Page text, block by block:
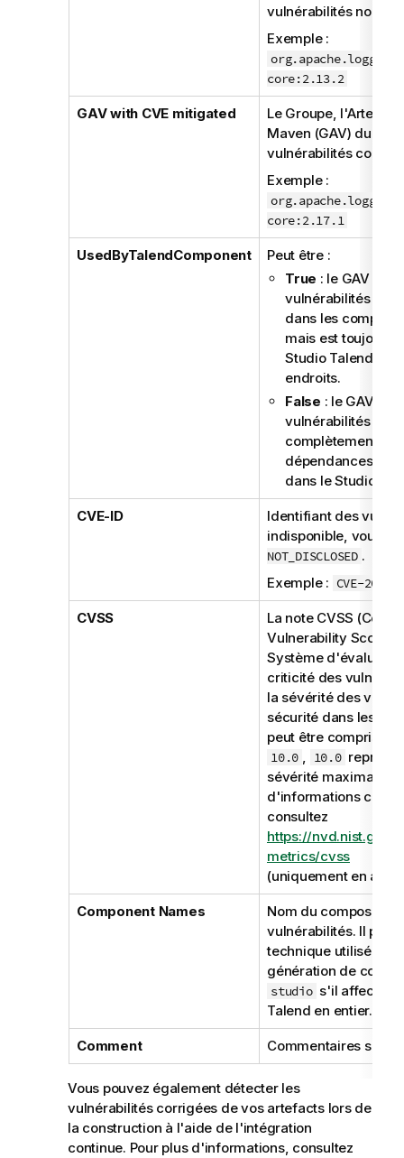
vulnérabilités non
Exemple :
core:2.13.2
GAV with CVE mitigated
Le Groupe, l'Artefact
Maven (GAV) du
vulnérabilités
Exemple :
core:2.17.1
UsedByTalendComponent
Peut être :
True : le GAV avec
vulnérabilités a
dans les
mais est toujours
Studio Talend
endroits.
False : le GAV
vulnérabilités a été
complètement
dépendances
dans leStudio
CVE-ID
Identifiant des
indisponible, vous
NOT_DISCLOSED .
Exemple : CVE-2021-
CVSS
La note CVSS
Vulnerability Scoring
Système
criticité des
la sévérité des
sécurité dans les
peut être comprise
10.0 , 10.0
sévérité maximale.
d'informations
consultez
https://nvd.nist.gov/
metrics/cvss
(uniquement en
Component Names
Nom du composant
vulnérabilités. Il peut
technique utilisé
génération de code,
studio s'il affecte le
Talend en entier.
Comment Commentaires
Vous pouvez également détecter les
vulnérabilités corrigées de vos artefacts lors de
la construction à l'aide de l'intégration
continue. Pour plus d'informations, consultez